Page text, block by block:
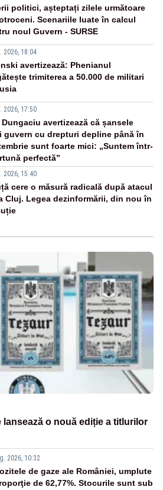
politici, așteptați zilele următoare
Scenariile luate în calcul
noul Guvern - SURSE
2026, 18:04
avertizează: Phenianul
trimiterea a 50.000 de militari
2026, 17:50
Dungaciu avertizează că șansele
guvern cu drepturi depline până în
sunt foarte mici: „Suntem într-
perfectă”
2026, 15:40
cere o măsură radicală după atacul
Cluj. Legea dezinformării, din nou în
lansează o nouă ediție a titlurilor
2026, 10:32
de gaze ale României, umplute
de 62,77%. Stocurile sunt sub